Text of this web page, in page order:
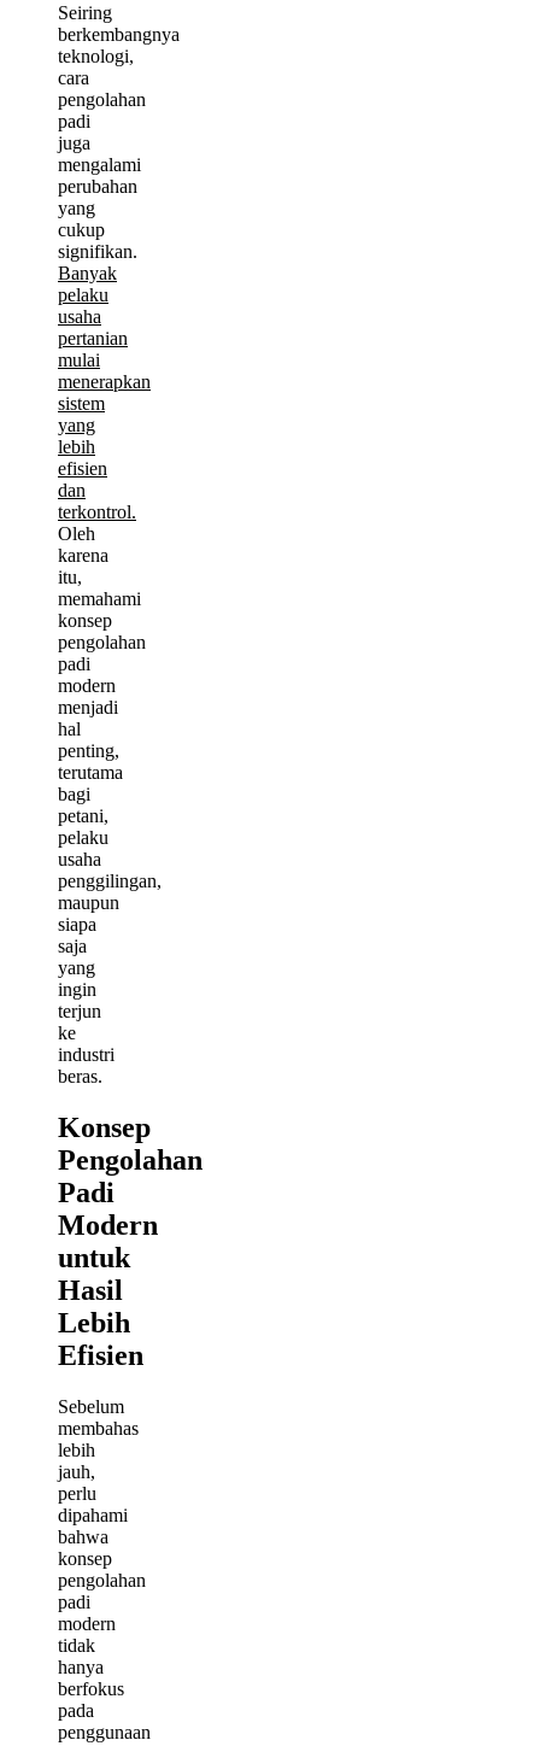
Seiring
berkembangnya
teknologi,
cara
pengolahan
padi
juga
mengalami
perubahan
yang
cukup
signifikan.
Banyak
pelaku
usaha
pertanian
mulai
menerapkan
sistem
yang
lebih
efisien
dan
terkontrol.
Oleh
karena
itu,
memahami
konsep
pengolahan
padi
modern
menjadi
hal
penting,
terutama
bagi
petani,
pelaku
usaha
penggilingan,
maupun
siapa
saja
yang
ingin
terjun
ke
industri
beras.
Konsep
Pengolahan
Padi
Modern
untuk
Hasil
Lebih
Efisien
Sebelum
membahas
lebih
jauh,
perlu
dipahami
bahwa
konsep
pengolahan
padi
modern
tidak
hanya
berfokus
pada
penggunaan